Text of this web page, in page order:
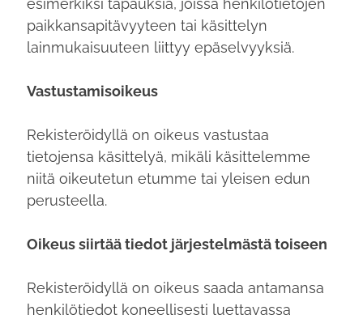
paikkansapitävyyteen tai käsittelyn
lainmukaisuuteen liittyy epäselvyyksiä.
Vastustamisoikeus
Rekisteröidyllä on oikeus vastustaa
tietojensa käsittelyä, mikäli käsittelemme
niitä oikeutetun etumme tai yleisen edun
perusteella.
Oikeus siirtää tiedot järjestelmästä toiseen
Rekisteröidyllä on oikeus saada antamansa
henkilötiedot koneellisesti luettavassa